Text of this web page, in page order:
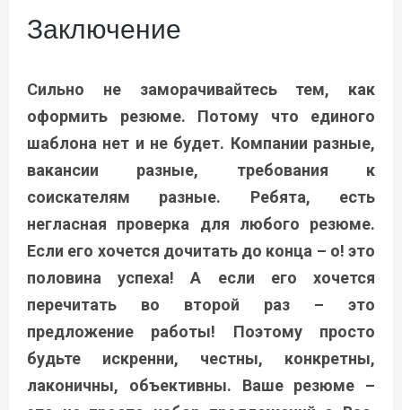
Заключение
Сильно не заморачивайтесь тем, как
оформить резюме. Потому что единого
шаблона нет и не будет. Компании разные,
вакансии разные, требования к
соискателям разные. Ребята, есть
негласная проверка для любого резюме.
Если его хочется дочитать до конца – о! это
половина успеха! А если его хочется
перечитать во второй раз – это
предложение работы! Поэтому просто
будьте искренни, честны, конкретны,
лаконичны, объективны. Ваше резюме –